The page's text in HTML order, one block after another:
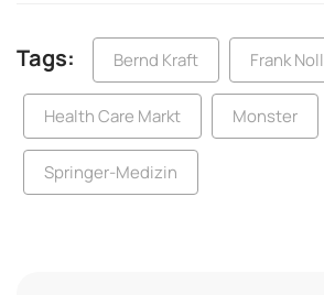
Tags: Bernd Kraft Frank Noll
Health Care Markt Monster
Springer-Medizin